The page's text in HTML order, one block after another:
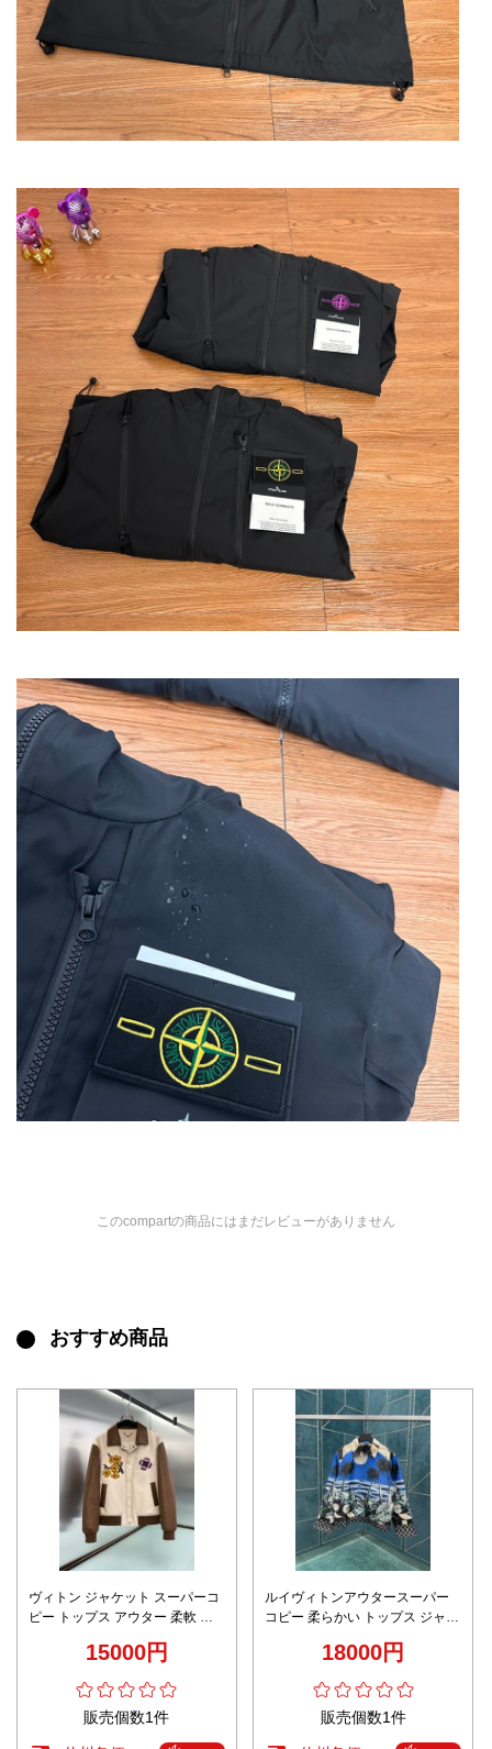
このcompartの商品にはまだレビューがありません
おすすめ商品
ヴィトン ジャケット スーパーコ
ピー トップス アウター 柔軟 花
15000円
販売個数1件
ルイヴィトンアウタースーパー
コピー 柔らかい トップス ジャケ
18000円
販売個数1件